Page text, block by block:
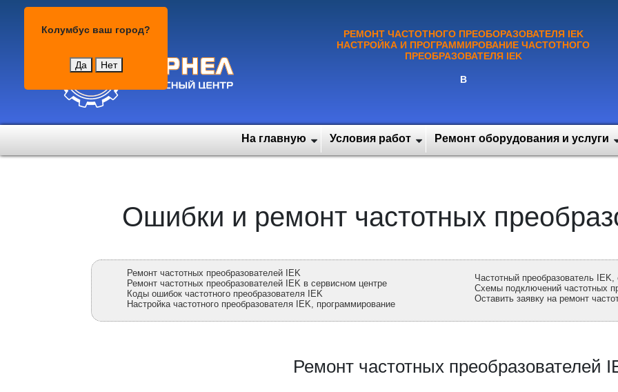
Колумбус ваш город?
Да Нет
РЕМОНТ ЧАСТОТНОГО ПРЕОБОРАЗОВАТЕЛЯ IEK
НАСТРОЙКА И ПРОГРАММИРОВАНИЕ ЧАСТОТНОГО
ПРЕОБРАЗОВАТЕЛЯ IEK
В
На главную Условия работ Ремонт оборудования и услуги
Ошибки и ремонт частотных
Ремонт частотных преобразователей IEK
Ремонт частотных преобразователей IEK в сервисном центре
Коды ошибок частотного преобразователя IEK
Настройка частотного преобразователя IEK, программирование
Частотный преобразователь IEK,
Схемы подключений частотных
Оставить заявку на ремонт
Ремонт частотных преобразователей